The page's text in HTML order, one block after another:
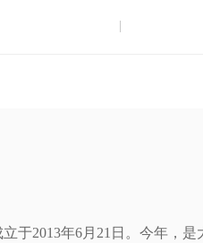
于2013年6月21日。今年，是